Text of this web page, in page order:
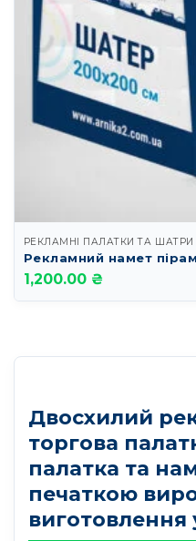
РЕКЛАМНІ ПАЛАТКИ ТА ШАТРИ
Рекламний намет
1,200.00 ₴
Двосхилий
торгова
палатка та
печаткою
виготовлення